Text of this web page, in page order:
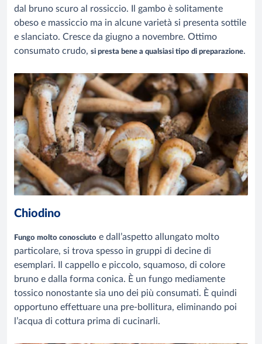
dal bruno scuro al rossiccio. Il gambo è solitamente
obeso e massiccio ma in alcune varietà si presenta sottile
e slanciato. Cresce da giugno a novembre. Ottimo
consumato crudo, si presta bene a qualsiasi tipo di preparazione.
Chiodino
Fungo molto conosciuto e dall’aspetto allungato molto
particolare, si trova spesso in gruppi di decine di
esemplari. Il cappello e piccolo, squamoso, di colore
bruno e dalla forma conica. È un fungo mediamente
tossico nonostante sia uno dei più consumati. È quindi
opportuno effettuare una pre-bollitura, eliminando poi
l’acqua di cottura prima di cucinarli.